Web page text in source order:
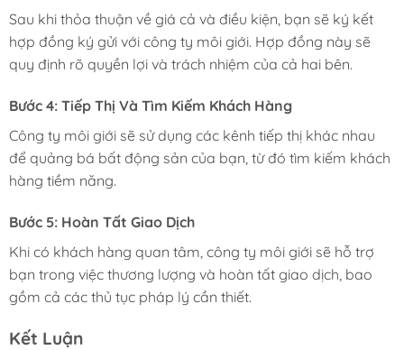
Sau khi thỏa thuận về giá cả và điều kiện, bạn sẽ ký kết
hợp đồng ký gửi với công ty môi giới. Hợp đồng này sẽ
quy định rõ quyền lợi và trách nhiệm của cả hai bên.
Bước 4: Tiếp Thị Và Tìm Kiếm Khách Hàng
Công ty môi giới sẽ sử dụng các kênh tiếp thị khác nhau
để quảng bá bất động sản của bạn, từ đó tìm kiếm khách
hàng tiềm năng.
Bước 5: Hoàn Tất Giao Dịch
Khi có khách hàng quan tâm, công ty môi giới sẽ hỗ trợ
bạn trong việc thương lượng và hoàn tất giao dịch, bao
gồm cả các thủ tục pháp lý cần thiết.
Kết Luận